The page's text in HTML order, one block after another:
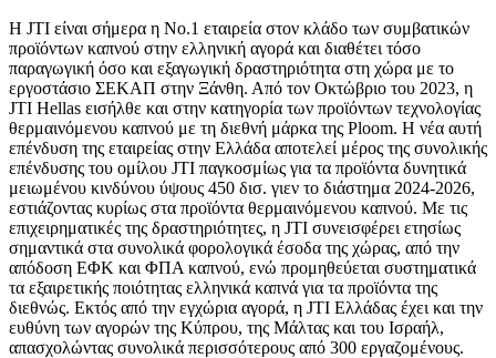
Η JTI είναι σήμερα η Νο.1 εταιρεία στον κλάδο των συμβατικών
προϊόντων καπνού στην ελληνική αγορά και διαθέτει τόσο
παραγωγική όσο και εξαγωγική δραστηριότητα στη χώρα με το
εργοστάσιο ΣΕΚΑΠ στην Ξάνθη. Από τον Οκτώβριο του 2023, η
JTI Hellas εισήλθε και στην κατηγορία των προϊόντων τεχνολογίας
θερμαινόμενου καπνού με τη διεθνή μάρκα της Ploom. Η νέα αυτή
επένδυση της εταιρείας στην Ελλάδα αποτελεί μέρος της συνολικής
επένδυσης του ομίλου JTI παγκοσμίως για τα προϊόντα δυνητικά
μειωμένου κινδύνου ύψους 450 δισ. γιεν το διάστημα 2024-2026,
εστιάζοντας κυρίως στα προϊόντα θερμαινόμενου καπνού. Με τις
επιχειρηματικές της δραστηριότητες, η JTI συνεισφέρει ετησίως
σημαντικά στα συνολικά φορολογικά έσοδα της χώρας, από την
απόδοση ΕΦΚ και ΦΠΑ καπνού, ενώ προμηθεύεται συστηματικά
τα εξαιρετικής ποιότητας ελληνικά καπνά για τα προϊόντα της
διεθνώς. Εκτός από την εγχώρια αγορά, η JTI Ελλάδας έχει και την
ευθύνη των αγορών της Κύπρου, της Μάλτας και του Ισραήλ,
απασχολώντας συνολικά περισσότερους από 300 εργαζομένους.